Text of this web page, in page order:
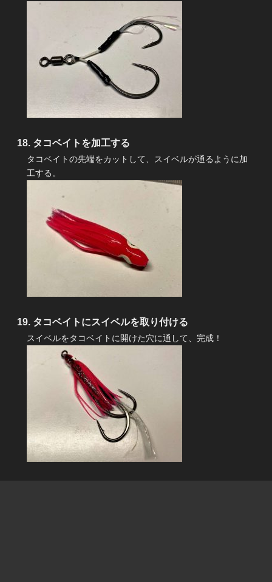
タコベイトを加工する
タコベイトの先端をカットして、スイベルが通るように加
工する。
タコベイトにスイベルを取り付ける
スイベルをタコベイトに開けた穴に通して、完成！